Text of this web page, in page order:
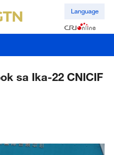
Language
sa Ika-22 CNICIF